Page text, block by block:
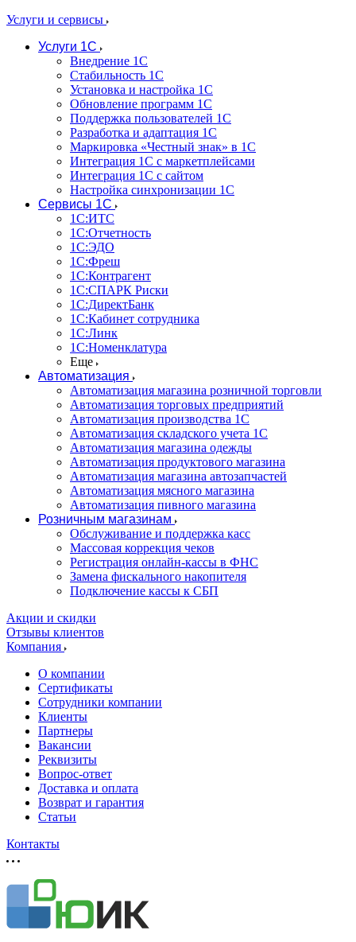
Услуги и сервисы
Услуги 1С
Внедрение 1С
Стабильность 1С
Установка и настройка 1С
Обновление программ 1С
Поддержка пользователей 1С
Разработка и адаптация 1С
Маркировка «Честный знак» в 1С
Интеграция 1С с маркетплейсами
Интеграция 1С с сайтом
Настройка синхронизации 1С
Сервисы 1С
1С:ИТС
1С:Отчетность
1С:ЭДО
1С:Фреш
1С:Контрагент
1С:CПАРК Риски
1С:ДиректБанк
1С:Кабинет сотрудника
1С:Линк
1С:Номенклатура
Еще
Автоматизация
Автоматизация магазина розничной торговли
Автоматизация торговых предприятий
Автоматизация производства 1С
Автоматизация складского учета 1C
Автоматизация магазина одежды
Автоматизация продуктового магазина
Автоматизация магазина автозапчастей
Автоматизация мясного магазина
Автоматизация пивного магазина
Розничным магазинам
Обслуживание и поддержка касс
Массовая коррекция чеков
Регистрация онлайн-кассы в ФНС
Замена фискального накопителя
Подключение кассы к СБП
Акции и скидки
Отзывы клиентов
Компания
О компании
Сертификаты
Сотрудники компании
Клиенты
Партнеры
Вакансии
Реквизиты
Вопрос-ответ
Доставка и оплата
Возврат и гарантия
Статьи
Контакты